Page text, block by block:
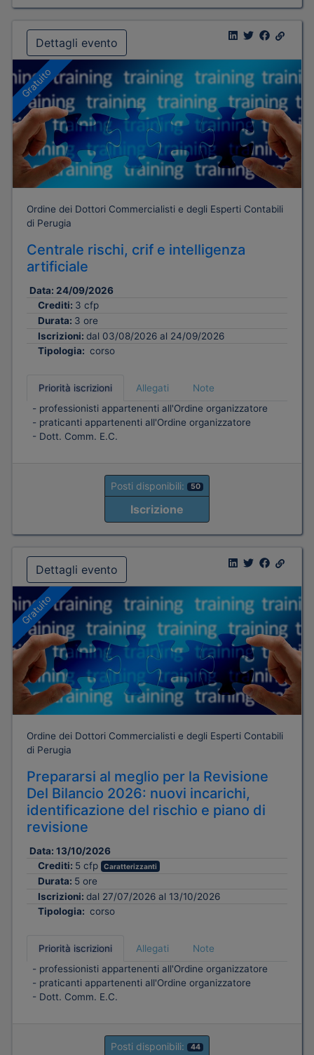
Dettagli evento
Gratuito
Ordine dei Dottori Commercialisti e degli Esperti Contabili
di Perugia
Centrale rischi, crif e intelligenza
artificiale
Data: 24/09/2026
Crediti: 3 cfp
Durata: 3 ore
Iscrizioni: dal 03/08/2026 al 24/09/2026
Tipologia: corso
Priorità iscrizioni Allegati
Note
- professionisti appartenenti all'Ordine organizzatore
- praticanti appartenenti all'Ordine organizzatore
- Dott. Comm. E.C.
Posti disponibili: 50
Iscrizione
Dettagli evento
Gratuito
Ordine dei Dottori Commercialisti e degli Esperti Contabili
di Perugia
Prepararsi al meglio per la Revisione
Del Bilancio 2026: nuovi incarichi,
identificazione del rischio e piano di
revisione
Data: 13/10/2026
Crediti: 5 cfp Caratterizzanti
Durata: 5 ore
Iscrizioni: dal 27/07/2026 al 13/10/2026
Tipologia: corso
Priorità iscrizioni Allegati
Note
- professionisti appartenenti all'Ordine organizzatore
- praticanti appartenenti all'Ordine organizzatore
- Dott. Comm. E.C.
Posti disponibili: 44